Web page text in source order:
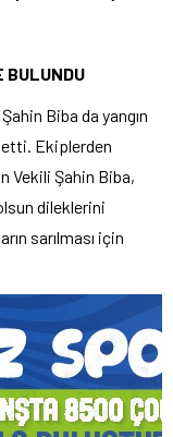
BULUNDU
Biba da yangın
etti. Ekiplerden
Vekili Şahin Biba,
dileklerini
sarılması için